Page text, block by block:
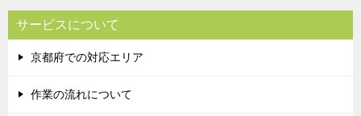
サービスについて
京都府での対応エリア
作業の流れについて